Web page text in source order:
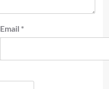
Email *